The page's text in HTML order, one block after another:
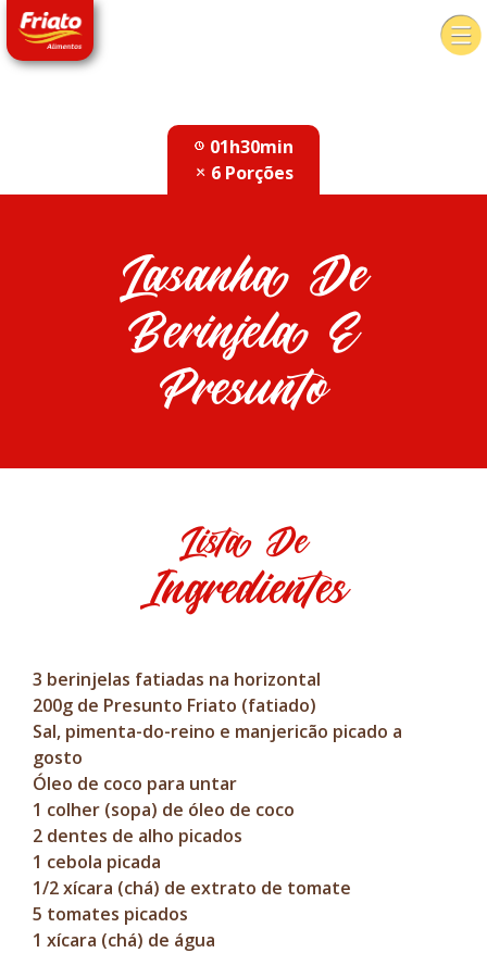
01h30min
6 Porções
Lasanha De
Berinjela E
Presunto
Lista De
Ingredientes
3 berinjelas fatiadas na horizontal
200g de Presunto Friato (fatiado)
Sal, pimenta-do-reino e manjericão picado a
gosto
Óleo de coco para untar
1 colher (sopa) de óleo de coco
2 dentes de alho picados
1 cebola picada
1/2 xícara (chá) de extrato de tomate
5 tomates picados
1 xícara (chá) de água